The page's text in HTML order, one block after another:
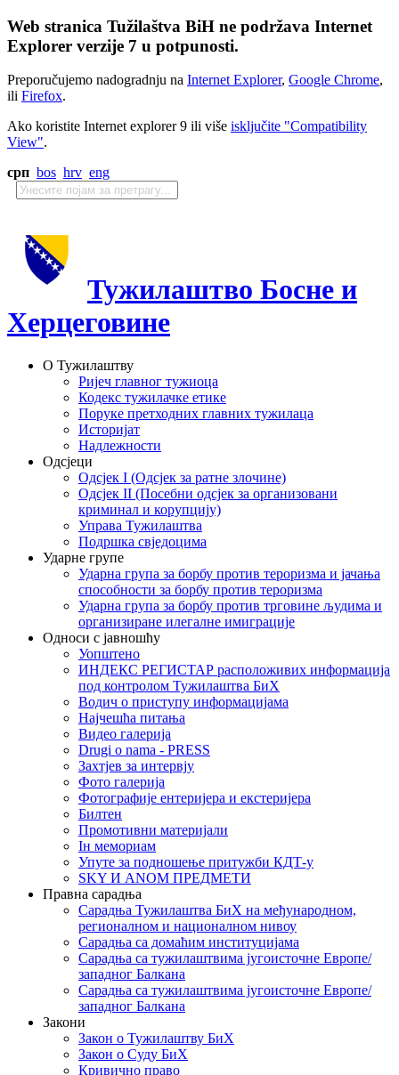
Web stranica Tužilaštva BiH ne podržava Internet
Explorer verzije 7 u potpunosti.
Preporučujemo nadogradnju na Internet Explorer, Google Chrome,
ili Firefox.
Ako koristite Internet explorer 9 ili više isključite "Compatibility
View".
срп bos hrv eng
Тужилаштво Босне и
Херцеговине
О Тужилаштву
Ријеч главног тужиоца
Кодекс тужилачке етике
Поруке претходних главних тужилаца
Историјат
Надлежности
Одсјеци
Одсјек I (Одсјек за ратне злочине)
Одсјек II (Посебни одсјек за организовани
криминал и корупцију)
Управа Тужилаштва
Подршка свједоцима
Ударне групе
Ударна група за борбу против тероризма и јачања
способности за борбу против тероризма
Ударна група за борбу против трговине људима и
организиране илегалне имиграције
Односи с јавношћу
Уопштено
ИНДЕКС РЕГИСТАР расположивих информација
под контролом Тужилаштва БиХ
Водич о приступу информацијама
Најчешћа питања
Видео галерија
Drugi o nama - PRESS
Захтјев за интервју
Фото галерија
Фотографије ентеријера и екстеријера
Билтен
Промотивни материјали
Iн мемориам
Упуте за подношење притужби КДТ-у
SKY И ANOM ПРЕДМЕТИ
Правна сарадња
Сарадња Тужилаштва БиХ на међународном,
регионалном и националном нивоу
Сарадња са домаћим институцијама
Сарадња са тужилаштвима југоисточне Европе/
западног Балкана
Сарадња са тужилаштвима југоисточне Европе/
западног Балкана
Закони
Закон о Тужилаштву БиХ
Закон о Суду БиХ
Кривично право